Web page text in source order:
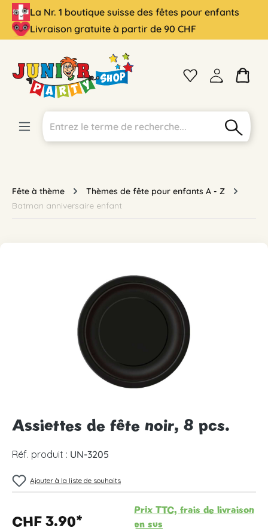
principal
La Nr. 1 boutique suisse des fêtes pour enfants
Livraison gratuite à partir de 90 CHF
Fête à thème
Thèmes de fête pour enfants A - Z
Batman anniversaire enfant
Ignorer la galerie d'images
Assiettes de fête noir, 8 pcs.
Réf. produit : UN-3205
Ajouter à la liste de souhaits
CHF 3.90*
Prix TTC, frais de livraison
en sus